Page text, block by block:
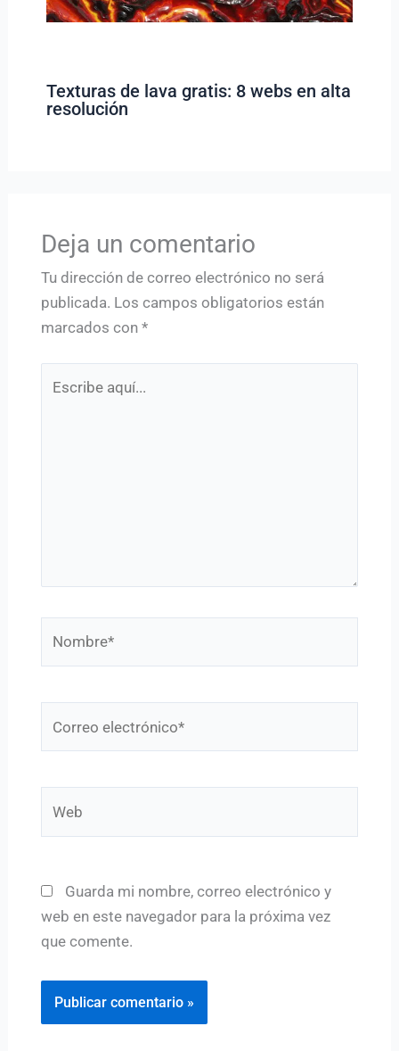
Texturas de lava gratis: 8 webs en alta
resolución
Deja un comentario
Tu dirección de correo electrónico no será
publicada. Los campos obligatorios están
marcados con *
electrónico*
Guarda mi nombre, correo electrónico y
web en este navegador para la próxima vez
que comente.